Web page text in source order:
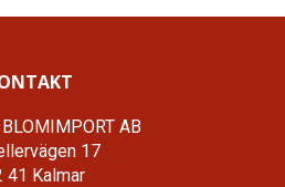
AB
17
41 Kalmar